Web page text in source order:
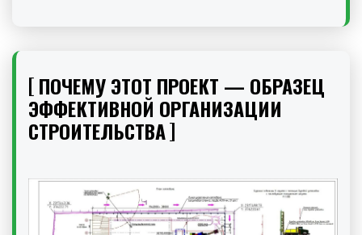
ПОЧЕМУ ЭТОТ ПРОЕКТ — ОБРАЗЕЦ
ЭФФЕКТИВНОЙ ОРГАНИЗАЦИИ
СТРОИТЕЛЬСТВА